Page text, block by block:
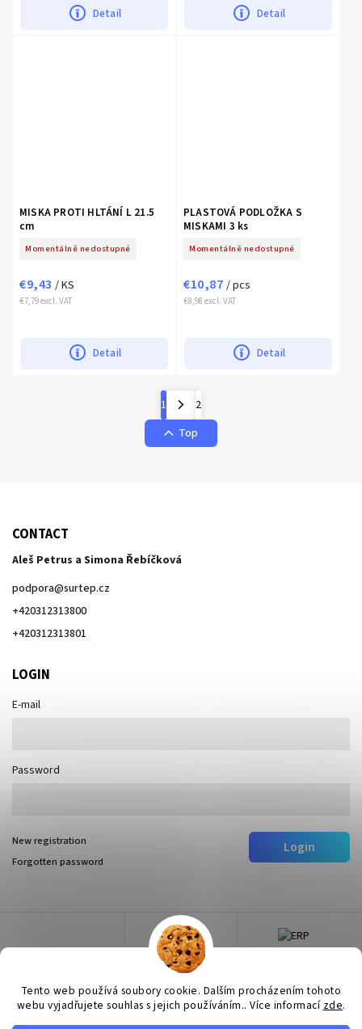
Tento web používá soubory cookie. Dalším procházením tohoto
webu vyjadřujete souhlas s jejich používáním.. Více informací zde.
Detail Detail
MISKA PROTI HLTÁNÍ L 21.5
cm
Momentálně nedostupné
€7,79 excl. VAT
€9,43 / KS
Detail
PLASTOVÁ PODLOŽKA S
MISKAMI 3 ks
Momentálně nedostupné
€8,98 excl. VAT
€10,87 / pcs
Detail
1
2
Top
CONTACT
Aleš Petrus a Simona Řebíčková
podpora@surtep.cz
+420312313800
+420312313801
LOGIN
E-mail
Password
Login
New registration
Forgotten password